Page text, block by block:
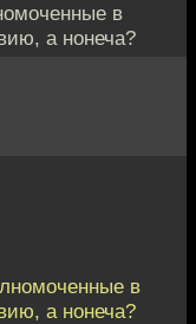
в
а нонеча?
в
а нонеча?